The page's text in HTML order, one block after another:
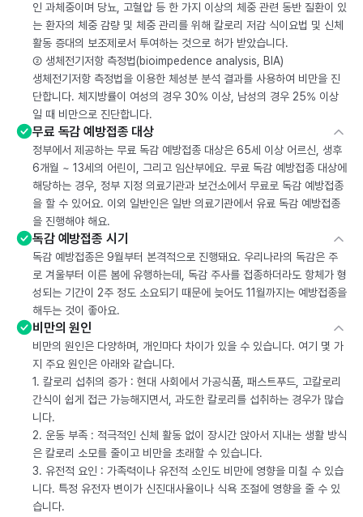
인 과체중이며 당뇨, 고혈압 등 한 가지 이상의 체중 관련 동반 질환이 있
는 환자의 체중 감량 및 체중 관리를 위해 칼로리 저감 식이요법 및 신체
활동 증대의 보조제로서 투여하는 것으로 허가 받았습니다.
② 생체전기저항 측정법(bioimpedence analysis, BIA)
생체전기저항 측정법을 이용한 체성분 분석 결과를 사용하여 비만을 진
단합니다. 체지방률이 여성의 경우 30% 이상, 남성의 경우 25% 이상
일 때 비만으로 진단합니다.
무료 독감 예방접종 대상
정부에서 제공하는 무료 독감 예방접종 대상은 65세 이상 어르신, 생후
6개월 ~ 13세의 어린이, 그리고 임산부에요. 무료 독감 예방접종 대상에
해당하는 경우, 정부 지정 의료기관과 보건소에서 무료로 독감 예방접종
을 할 수 있어요. 이외 일반인은 일반 의료기관에서 유료 독감 예방접종
을 진행해야 해요.
독감 예방접종 시기
독감 예방접종은 9월부터 본격적으로 진행돼요. 우리나라의 독감은 주
로 겨울부터 이른 봄에 유행하는데, 독감 주사를 접종하더라도 항체가 형
성되는 기간이 2주 정도 소요되기 때문에 늦어도 11월까지는 예방접종을
해두는 것이 좋아요.
비만의 원인
비만의 원인은 다양하며, 개인마다 차이가 있을 수 있습니다. 여기 몇 가
지 주요 원인은 아래와 같습니다.
1. 칼로리 섭취의 증가 : 현대 사회에서 가공식품, 패스트푸드, 고칼로리
간식이 쉽게 접근 가능해지면서, 과도한 칼로리를 섭취하는 경우가 많습
니다.
2. 운동 부족 : 적극적인 신체 활동 없이 장시간 앉아서 지내는 생활 방식
은 칼로리 소모를 줄이고 비만을 초래할 수 있습니다.
3. 유전적 요인 : 가족력이나 유전적 소인도 비만에 영향을 미칠 수 있습
니다. 특정 유전자 변이가 신진대사율이나 식욕 조절에 영향을 줄 수 있
습니다.